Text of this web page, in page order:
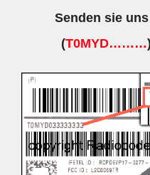
Senden sie
(T0MYD………